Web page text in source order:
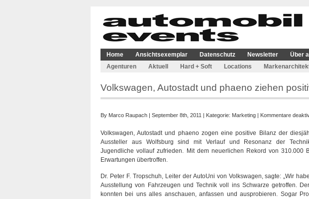
Home Ansichtsexemplar Datenschutz Newsletter Über
Agenturen
Aktuell Hard + Soft Locations
Volkswagen, Autostadt und phaeno ziehen
By Marco Raupach | September 8th, 2011 | Kategorie: Marketing | Kommentare
Volkswagen, Autostadt und phaeno zogen eine positive Bilanz der
Aussteller aus Wolfsburg sind mit Verlauf und Resonanz der
Jugendliche vollauf zufrieden. Mit dem neuerlichen Rekord von 310.000
Erwartungen übertroffen.
Dr. Peter F. Tropschuh, Leiter der AutoUni von Volkswagen, sagte: „Wir
Ausstellung von Fahrzeugen und Technik voll ins Schwarze getroffen.
konnten bei uns alles anschauen, anfassen und ausprobieren. Sogar